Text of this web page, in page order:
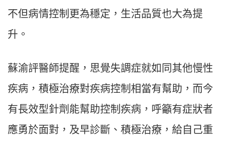
不但病情控制更為穩定，生活品質也大為提
升。
蘇渝評醫師提醒，思覺失調症就如同其他慢性
疾病，積極治療對疾病控制相當有幫助，而今
有長效型針劑能幫助控制疾病，呼籲有症狀者
應勇於面對，及早診斷、積極治療，給自己重